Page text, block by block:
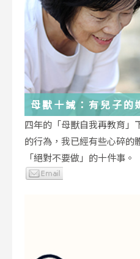
母獸十誡：有兒子的
的十件事
四年的「母獸自我再教育」
的行為，我已經有些心碎的
「絕對不要做」的十件事。